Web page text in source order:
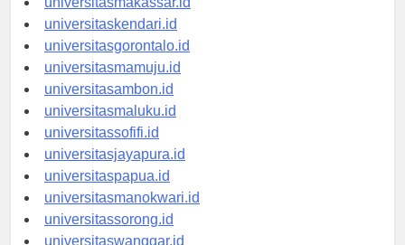
universitasmakassar.id
universitaskendari.id
universitasgorontalo.id
universitasmamuju.id
universitasambon.id
universitasmaluku.id
universitassofifi.id
universitasjayapura.id
universitaspapua.id
universitasmanokwari.id
universitassorong.id